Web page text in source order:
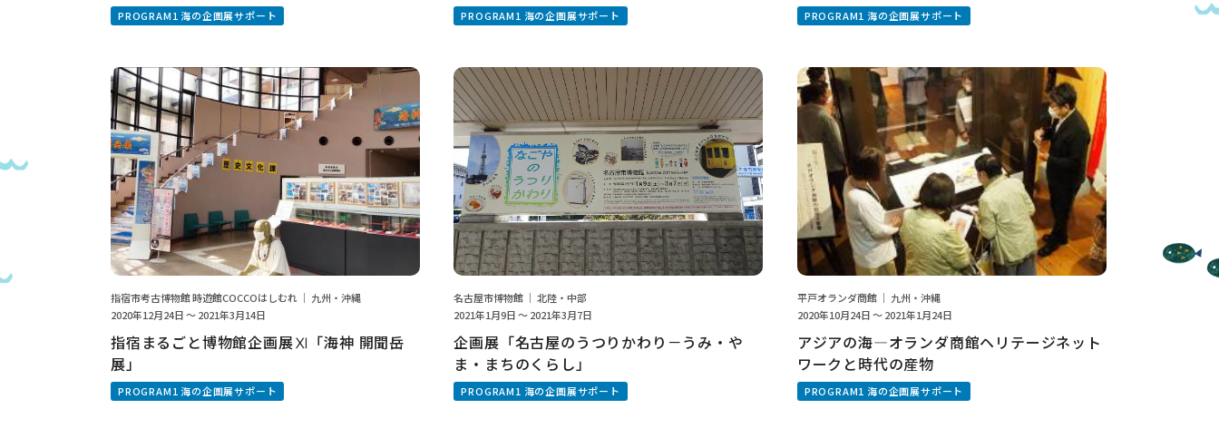
PROGRAM1 海の企画展サポート PROGRAM1 海の企画展サポート PROGRAM1 海の企画展サポート
指宿市考古博物館 時遊館COCCOはしむれ ｜ 九州・沖縄
2020年12月24日 ～ 2021年3月14日
指宿まるごと博物館企画展Ⅺ「海神 開聞岳
展」
PROGRAM1 海の企画展サポート
名古屋市博物館 ｜ 北陸・中部
2021年1月9日 ～ 2021年3月7日
企画展「名古屋のうつりかわり－うみ・や
ま・まちのくらし」
PROGRAM1 海の企画展サポート
平戸オランダ商館 ｜ 九州・沖縄
2020年10月24日 ～ 2021年1月24日
アジアの海―オランダ商館ヘリテージネット
ワークと時代の産物
PROGRAM1 海の企画展サポート